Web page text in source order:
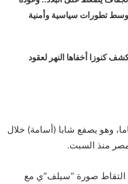
تطورات سياسية وأمنية
كنوزا أخفاها النهر لعقود
مقطع فيديو لعمرو دياب، 63 عاما، وهو يصفع شابا (أسامة) خلال
مصر منذ السبت.
التقاط صورة “سيلف”ي مع